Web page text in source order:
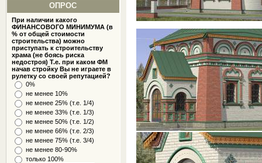
ОПРОС
При наличии какого
ФИНАНСОВОГО МИНИМУМА (в
% от общей стоимости
строительства) можно
приступать к строительству
храма (не боясь риска
недостроя) Т.е. при каком ФМ
начав стройку Вы не играете в
рулетку со своей репутацией?
0%
не менее 10%
не менее 25% (т.е. 1/4)
не менее 33% (т.е. 1/3)
не менее 50% (т.е. 1/2)
не менее 66% (т.е. 2/3)
не менее 75% (т.е. 3/4)
не менее 80-90%
только 100%